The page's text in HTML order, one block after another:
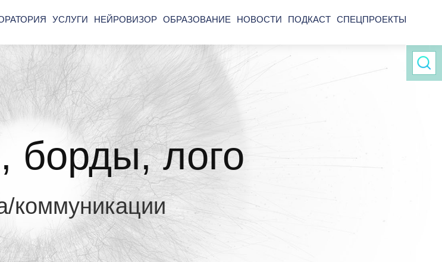
УСЛУГИ НЕЙРОВИЗОР ОБРАЗОВАНИЕ НОВОСТИ ПОДКАСТ СПЕЦПРОЕКТЫ
борды, лого
коммуникации